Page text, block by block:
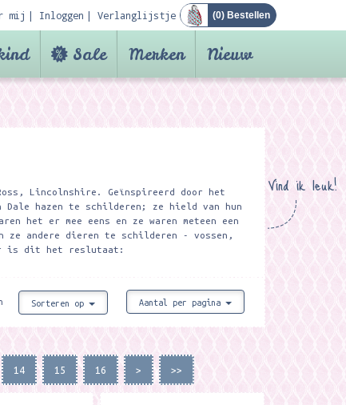
mij Inloggen Verlanglijstje (0) Bestellen
Sale Merken Nieuw
Vind ik leuk!
Lincolnshire. Geïnspireerd door het
Dale hazen te schilderen; ze hield van hun
het er mee eens en ze waren meteen een
ze andere dieren te schilderen - vossen,
is dit het reslutaat:
Sorteren op Aantal per pagina
14 15 16 > >>